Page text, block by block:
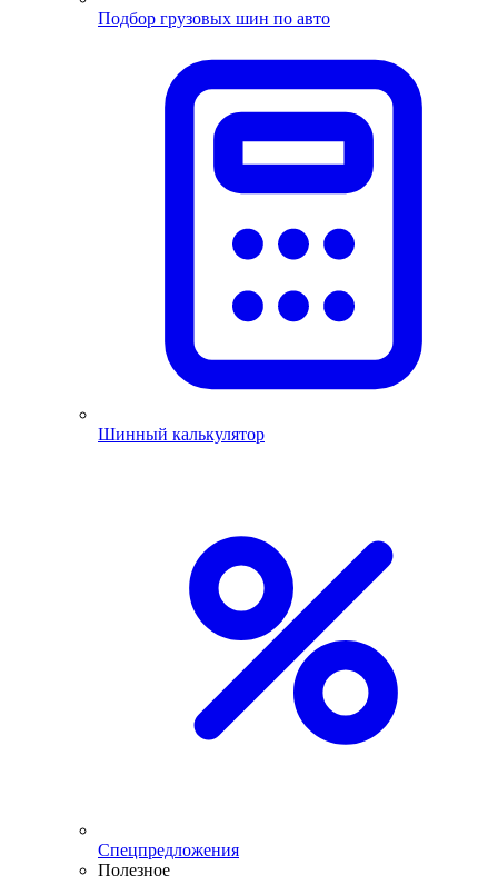
Подбор грузовых шин по авто
Шинный калькулятор
Спецпредложения
Полезное